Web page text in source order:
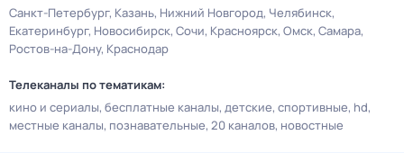
Санкт-Петербург Казань Нижний Новгород Челябинск
Екатеринбург Новосибирск Сочи Красноярск Омск Самара
Ростов-на-Дону Краснодар
Телеканалы по тематикам:
кино и сериалы бесплатные каналы детские спортивные hd
местные каналы познавательные 20 каналов новостные